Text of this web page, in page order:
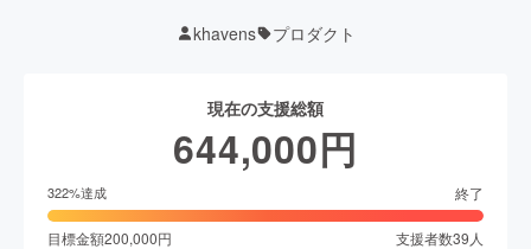
khavens プロダクト
現在の支援総額
644,000円
322%達成 終了
目標金額200,000円 支援者数39 人